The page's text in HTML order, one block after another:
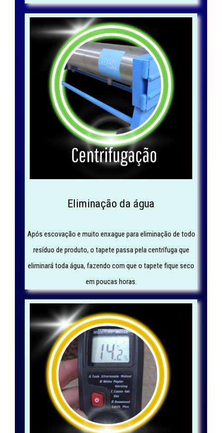
Eliminação da água
Após escovação e muito enxague para eliminação de todo
resíduo de produto, o tapete passa pela centrífuga que
eliminará toda água, fazendo com que o tapete fique seco
em poucas horas.